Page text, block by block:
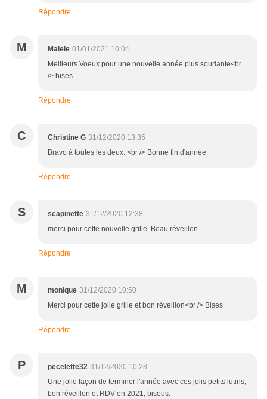
Répondre
M Malele 01/01/2021 10:04
Meilleurs Voeux pour une nouvelle année plus souriante<br
/> bises
Répondre
C Christine G 31/12/2020 13:35
Bravo à toutes les deux. <br /> Bonne fin d'année.
Répondre
S scapinette 31/12/2020 12:38
merci pour cette nouvelle grille. Beau réveillon
Répondre
M monique 31/12/2020 10:50
Merci pour cette jolie grille et bon réveillon<br /> Bises
Répondre
P pecelette32 31/12/2020 10:28
Une jolie façon de terminer l'année avec ces jolis petits lutins,
bon réveillon et RDV en 2021, bisous.